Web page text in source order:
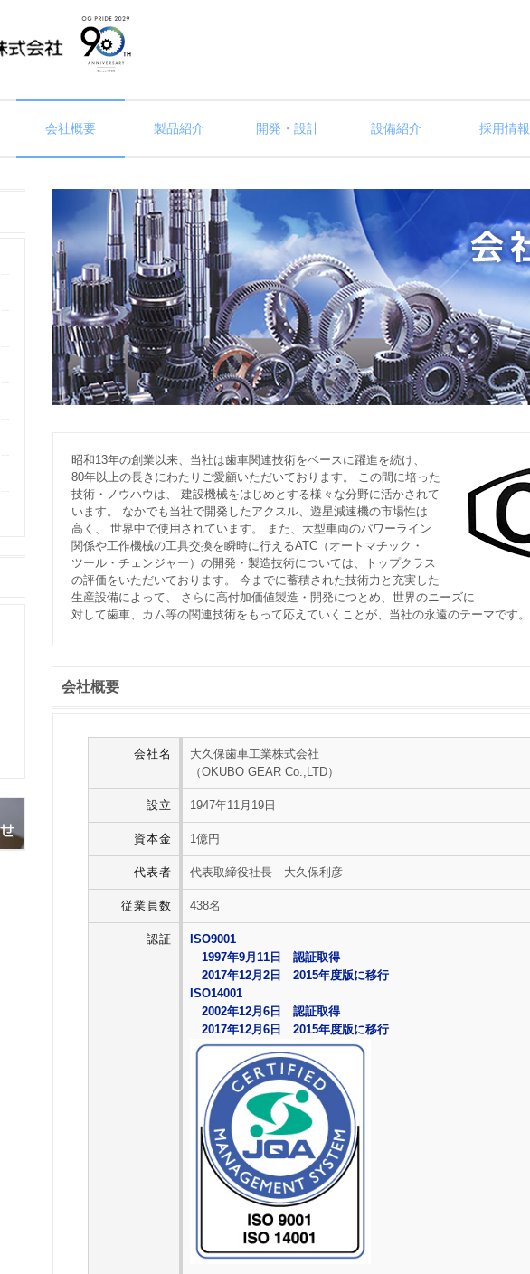
会社概要 製品紹介 開発・設計 設備紹介 採用情報
昭和13年の創業以来、当社は歯車関連技術をベースに躍進を続け、
80年以上の長きにわたりご愛顧いただいております。 この間に培った
技術・ノウハウは、 建設機械をはじめとする様々な分野に活かされて
います。 なかでも当社で開発したアクスル、遊星減速機の市場性は
高く、 世界中で使用されています。 また、大型車両のパワーライン
関係や工作機械の工具交換を瞬時に行えるATC（オートマチック・
ツール・チェンジャー）の開発・製造技術については、トップクラス
の評価をいただいております。 今までに蓄積された技術力と充実した
生産設備によって、 さらに高付加価値製造・開発につとめ、世界のニーズに
対して歯車、カム等の関連技術をもって応えていくことが、当社の永遠のテーマです。
会社概要
会社名
大久保歯車工業株式会社
（OKUBO GEAR Co.,LTD）
設立 1947年11月19日
資本金 1億円
代表者 代表取締役社長 大久保利彦
従業員数 438名
認証
ISO9001
1997年9月11日 認証取得
2017年12月2日 2015年度版に移行
ISO14001
2002年12月6日 認証取得
2017年12月6日 2015年度版に移行